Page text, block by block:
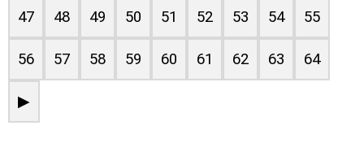
47 48 49 50 51 52 53 54 55
56 57 58 59 60 61 62 63 64
▶